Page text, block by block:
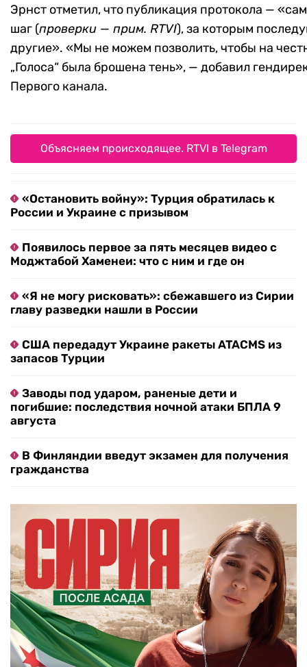
Эрнст отметил, что публикация протокола —
шаг (проверки — прим. RTVI), за которым
другие». «Мы не можем позволить, чтобы на
„Голоса“ была брошена тень», — добавил
Первого канала.
Объясняем происходящее. RTVI в Telegram
«Остановить войну»: Турция обратилась к
России и Украине с призывом
Появилось первое за пять месяцев видео с
Моджтабой Хаменеи: что с ним и где он
«Я не могу рисковать»: сбежавшего из Сирии
главу разведки нашли в России
США передадут Украине ракеты ATACMS из
запасов Турции
Заводы под ударом, раненые дети и
погибшие: последствия ночной атаки БПЛА 9
августа
В Финляндии введут экзамен для получения
гражданства